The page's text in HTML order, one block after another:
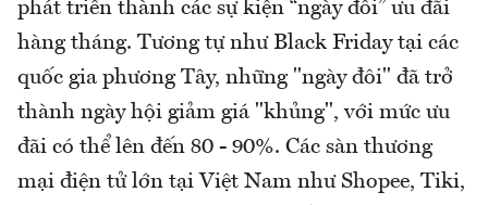
phát triển thành các sự kiện “ngày đôi” ưu đãi
hàng tháng. Tương tự như Black Friday tại các
quốc gia phương Tây, những "ngày đôi" đã trở
thành ngày hội giảm giá "khủng", với mức ưu
đãi có thể lên đến 80 - 90%. Các sàn thương
mại điện tử lớn tại Việt Nam như Shopee, Tiki,